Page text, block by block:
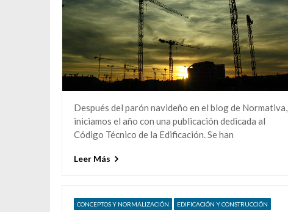
Después del parón navideño en el blog de Normativa,
iniciamos el año con una publicación dedicada al
Código Técnico de la Edificación. Se han
Leer Más
CONCEPTOS Y NORMALIZACIÓN EDIFICACIÓN Y CONSTRUCCIÓN